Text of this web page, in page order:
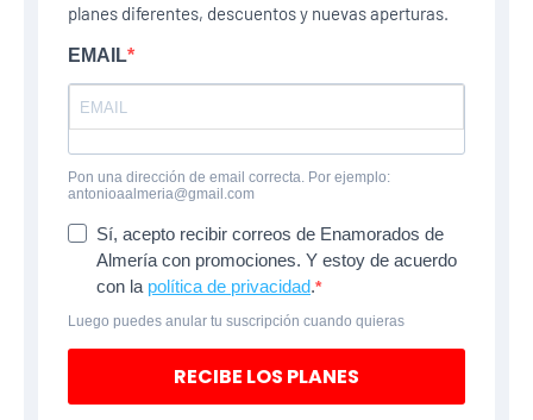
planes diferentes, descuentos y nuevas aperturas.
EMAIL
Pon una dirección de email correcta. Por ejemplo:
antonioaalmeria@gmail.com
Sí, acepto recibir correos de Enamorados de
Almería con promociones. Y estoy de acuerdo
con la política de privacidad.
Luego puedes anular tu suscripción cuando quieras
RECIBE LOS PLANES